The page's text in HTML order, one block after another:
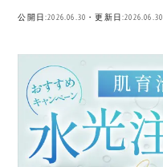
公開日:2026.06.30・更新日:2026.06.30